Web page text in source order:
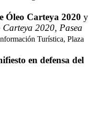
Carteya 2020 y
Carteya 2020, Pasea
Turística, Plaza
en defensa del